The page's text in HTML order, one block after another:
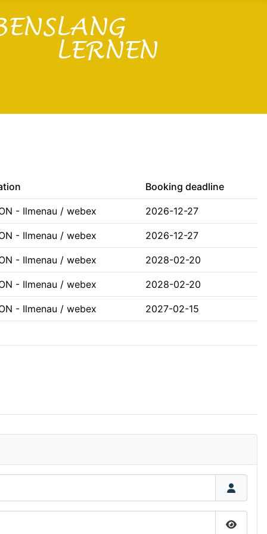
Booking deadline
- Ilmenau / webex 2026-12-27
- Ilmenau / webex 2026-12-27
- Ilmenau / webex 2028-02-20
- Ilmenau / webex 2028-02-20
- Ilmenau / webex 2027-02-15